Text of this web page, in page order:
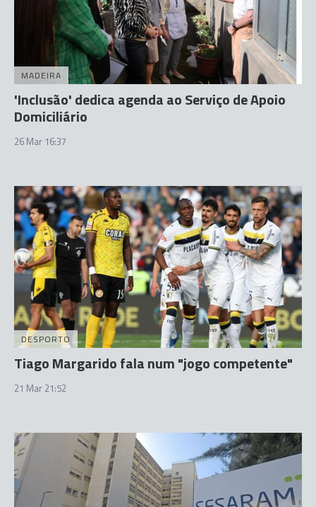
MADEIRA
'Inclusão' dedica agenda ao Serviço de Apoio
Domiciliário
26 Mar 16:37
DESPORTO
Tiago Margarido fala num "jogo competente"
21 Mar 21:52